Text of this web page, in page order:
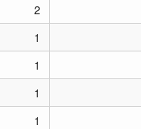
2
1
1
1
1